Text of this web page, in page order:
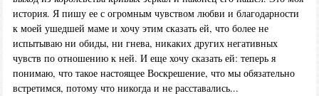
история. Я пишу ее с огромным чувством любви и благодарности
к моей ушедшей маме и хочу этим сказать ей, что более не
испытываю ни обиды, ни гнева, никаких других негативных
чувств по отношению к ней. И еще хочу сказать ей: теперь я
понимаю, что такое настоящее Воскрешение, что мы обязательно
встретимся, потому что никогда и не расставались...